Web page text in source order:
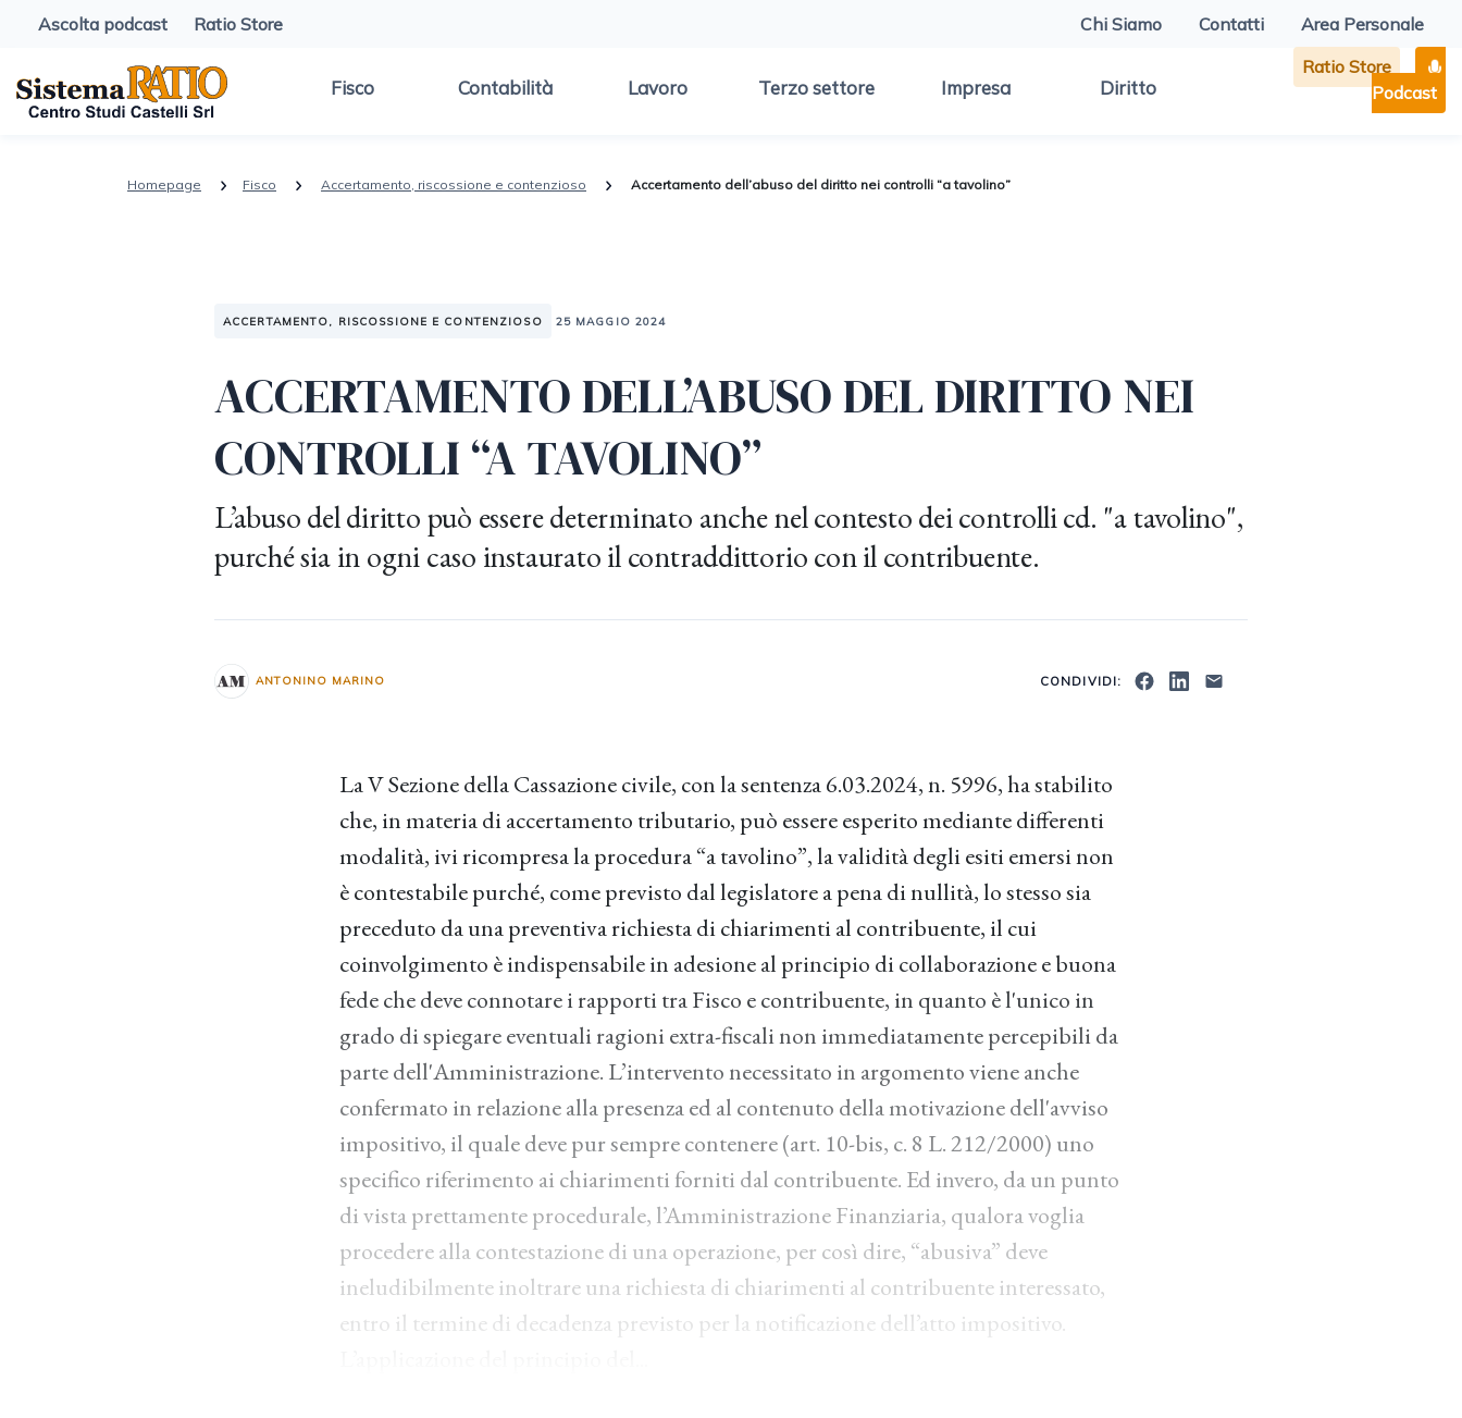
Ascolta podcast Ratio Store Chi Siamo Contatti Area Personale
Fisco Contabilità Lavoro Terzo settore Impresa Diritto
Ratio Store
Podcast
Homepage Fisco Accertamento, riscossione e contenzioso Accertamento dell’abuso del diritto nei controlli “a tavolino”
ACCERTAMENTO, RISCOSSIONE E CONTENZIOSO 25 MAGGIO 2024
ACCERTAMENTO DELL’ABUSO DEL DIRITTO NEI
CONTROLLI “A TAVOLINO”
L’abuso del diritto può essere determinato anche nel contesto dei controlli cd. "a tavolino",
purché sia in ogni caso instaurato il contraddittorio con il contribuente.
ANTONINO MARINO CONDIVIDI:
La V Sezione della Cassazione civile, con la sentenza 6.03.2024, n. 5996, ha stabilito
che, in materia di accertamento tributario, può essere esperito mediante differenti
modalità, ivi ricompresa la procedura “a tavolino”, la validità degli esiti emersi non
è contestabile purché, come previsto dal legislatore a pena di nullità, lo stesso sia
preceduto da una preventiva richiesta di chiarimenti al contribuente, il cui
coinvolgimento è indispensabile in adesione al principio di collaborazione e buona
fede che deve connotare i rapporti tra Fisco e contribuente, in quanto è l'unico in
grado di spiegare eventuali ragioni extra-fiscali non immediatamente percepibili da
parte dell'Amministrazione. L’intervento necessitato in argomento viene anche
confermato in relazione alla presenza ed al contenuto della motivazione dell'avviso
impositivo, il quale deve pur sempre contenere (art. 10-bis, c. 8 L. 212/2000) uno
specifico riferimento ai chiarimenti forniti dal contribuente. Ed invero, da un punto
di vista prettamente procedurale, l’Amministrazione Finanziaria, qualora voglia
procedere alla contestazione di una operazione, per così dire, “abusiva” deve
ineludibilmente inoltrare una richiesta di chiarimenti al contribuente interessato,
entro il termine di decadenza previsto per la notificazione dell’atto impositivo.